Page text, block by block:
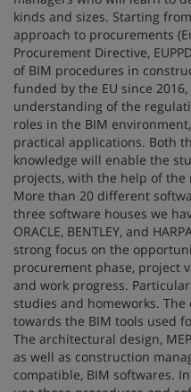
kinds and sizes. Starting
approach to procurements
Procurement Directive,
of BIM procedures in
funded by the EU since
understanding of the
roles in the BIM
practical applications. Both
knowledge will enable the
projects, with the help of the
More than 20 different
three software houses we
ORACLE, BENTLEY, and
strong focus on the
procurement phase, project
and work progress.
studies and homeworks.
towards the BIM tools used
The architectural design,
as well as construction
compatible, BIM softwares.